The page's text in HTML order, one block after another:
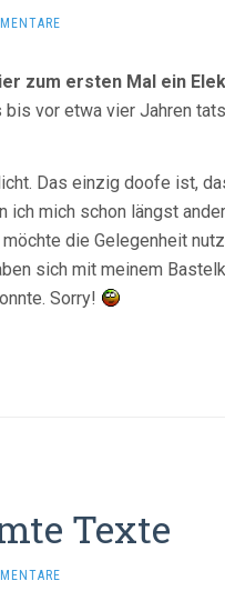
zum ersten Mal ein
bis vor etwa vier Jahren
Das einzig doofe ist,
mich schon längst
die Gelegenheit
sich mit meinem
Sorry!
Texte